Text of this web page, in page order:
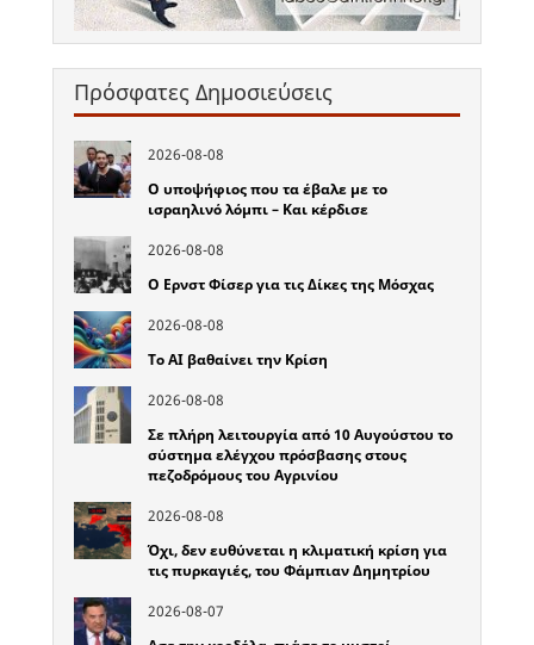
Πρόσφατες Δημοσιεύσεις
2026-08-08
Ο υποψήφιος που τα έβαλε με το
ισραηλινό λόμπι – Και κέρδισε
2026-08-08
Ο Ερνστ Φίσερ για τις Δίκες της Μόσχας
2026-08-08
Το ΑΙ βαθαίνει την Κρίση
2026-08-08
Σε πλήρη λειτουργία από 10 Αυγούστου το
σύστημα ελέγχου πρόσβασης στους
πεζοδρόμους του Αγρινίου
2026-08-08
Όχι, δεν ευθύνεται η κλιματική κρίση για
τις πυρκαγιές, του Φάμπιαν Δημητρίου
2026-08-07